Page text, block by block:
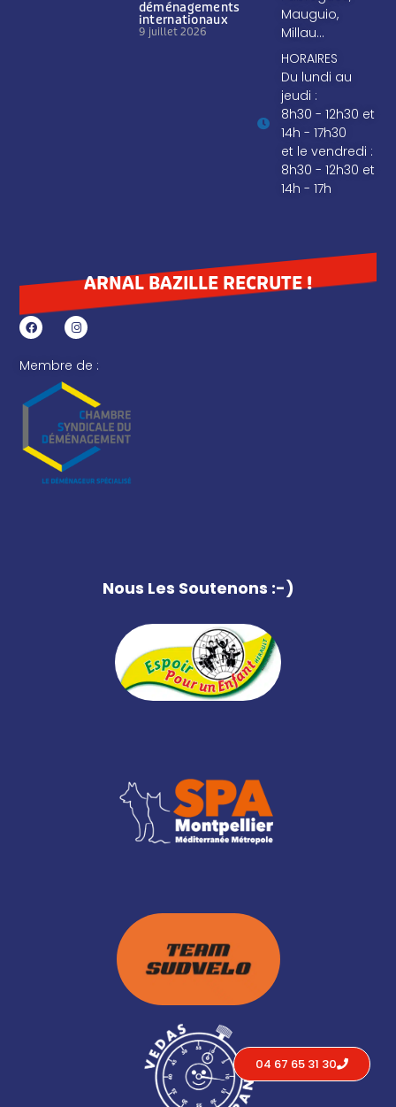
déménagements
internationaux
9 juillet 2026
Mauguio,
Millau…
HORAIRES
Du lundi au
jeudi :
8h30 - 12h30 et
14h - 17h30
et le vendredi :
8h30 - 12h30 et
14h - 17h
04 67 65 31 30
ARNAL BAZILLE RECRUTE !
Membre de :
Nous Les Soutenons :-)